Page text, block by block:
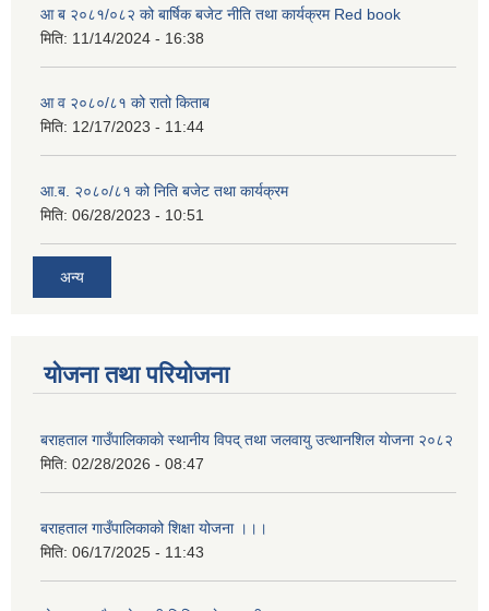
आ ब २०८१/०८२ को बार्षिक बजेट नीति तथा कार्यक्रम Red book
मिति: 11/14/2024 - 16:38
आ व २०८०/८१ को रातो किताब
मिति: 12/17/2023 - 11:44
आ.ब. २०८०/८१ को निति बजेट तथा कार्यक्रम
मिति: 06/28/2023 - 10:51
अन्य
योजना तथा परियोजना
बराहताल गाउँपालिकाकाे स्थानीय विपद् तथा जलवायु उत्थानशिल याेजना २०८२
मिति: 02/28/2026 - 08:47
बराहताल गाउँपालिकाको शिक्षा योजना ।।।
मिति: 06/17/2025 - 11:43